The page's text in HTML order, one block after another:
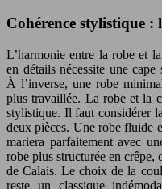
Cohérence stylistique :
L’harmonie entre la robe et
en détails nécessite une
À l’inverse, une robe
plus travaillée. La robe et la
stylistique. Il faut considérer
deux pièces. Une robe fluide
mariera parfaitement avec
robe plus structurée en crêpe,
de Calais. Le choix de la
reste un classique